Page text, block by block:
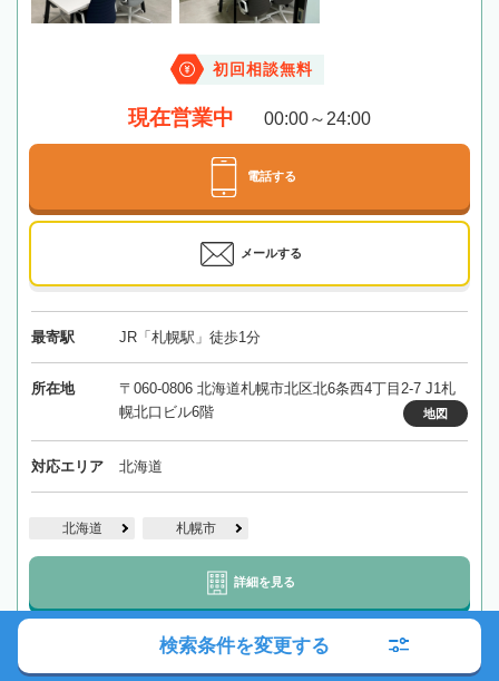
初回相談無料
現在営業中 00:00～24:00
電話する
メールする
最寄駅 JR「札幌駅」徒歩1分
所在地
〒060-0806 北海道札幌市北区北6条西4丁目2-7 J1札
幌北口ビル6階
地図
対応エリア 北海道
北海道 札幌市
詳細を見る
検索条件を変更する